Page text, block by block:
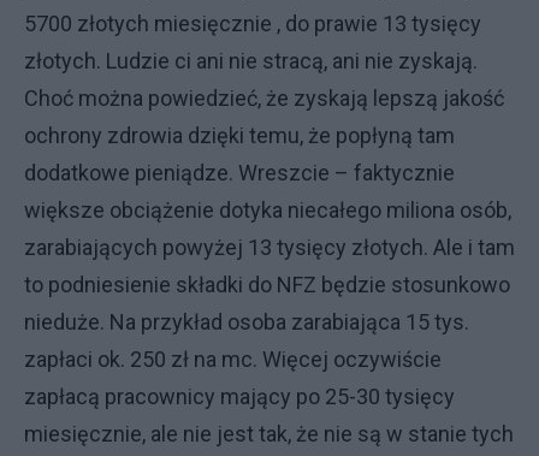
5700 złotych miesięcznie , do prawie 13 tysięcy
złotych. Ludzie ci ani nie stracą, ani nie zyskają.
Choć można powiedzieć, że zyskają lepszą jakość
ochrony zdrowia dzięki temu, że popłyną tam
dodatkowe pieniądze. Wreszcie – faktycznie
większe obciążenie dotyka niecałego miliona osób,
zarabiających powyżej 13 tysięcy złotych. Ale i tam
to podniesienie składki do NFZ będzie stosunkowo
nieduże. Na przykład osoba zarabiająca 15 tys.
zapłaci ok. 250 zł na mc. Więcej oczywiście
zapłacą pracownicy mający po 25-30 tysięcy
miesięcznie, ale nie jest tak, że nie są w stanie tych